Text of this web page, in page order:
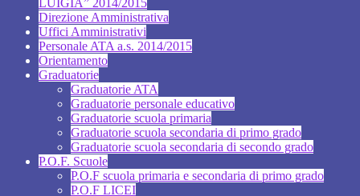
Direzione Amministrativa
Uffici Amministrativi
Personale ATA a.s. 2014/2015
Orientamento
Graduatorie
Graduatorie ATA
Graduatorie personale educativo
Graduatorie scuola primaria
Graduatorie scuola secondaria di primo grado
Graduatorie scuola secondaria di secondo grado
P.O.F. Scuole
P.O.F scuola primaria e secondaria di primo grado
P.O.F LICEI